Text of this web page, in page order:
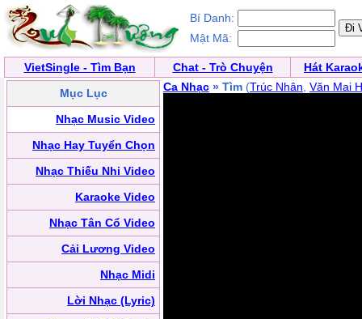
Bí Danh:
Mật Mã:
VietSingle - Tìm Bạn Chat - Trò Chuyện
Hát
Mục Lục
Nhạc Music Video
Nhạc Hay Tuyển Chọn
Nhạc Thiếu Nhi Video
Karaoke Video
Nhạc Tân Cổ Video
Cải Lương Video
Nhạc Midi
Lời Nhạc (Lyric)
Ca Nhạc » Tìm (Trúc Nhân Văn Mai